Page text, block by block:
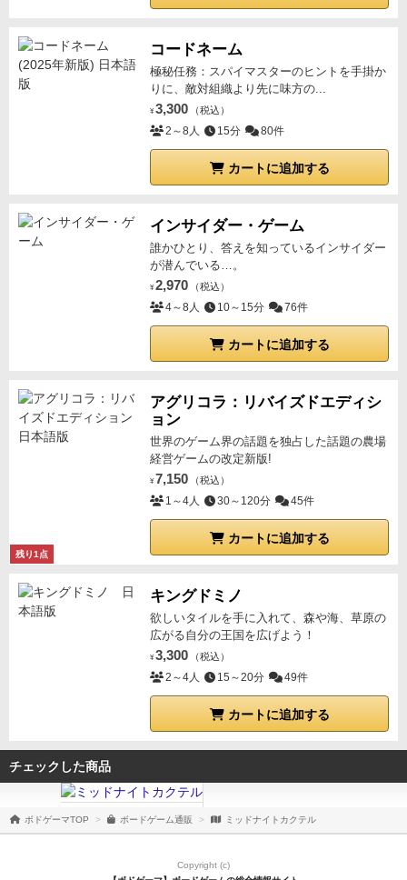
コードネーム
極秘任務：スパイマスターのヒントを手掛か
りに、敵対組織より先に味方の...
¥ 3,300 （税込）
2～8人 15分 80件
カートに追加する
インサイダー・ゲーム
誰かひとり、答えを知っているインサイダー
が潜んでいる…。
¥ 2,970 （税込）
4～8人 10～15分 76件
カートに追加する
残り1点
アグリコラ：リバイズドエディシ
ョン
世界のゲーム界の話題を独占した話題の農場
経営ゲームの改定新版!
¥ 7,150 （税込）
1～4人 30～120分 45件
カートに追加する
キングドミノ
欲しいタイルを手に入れて、森や海、草原の
広がる自分の王国を広げよう！
¥ 3,300 （税込）
2～4人 15～20分 49件
カートに追加する
チェックした商品
ボドゲーマTOP ボードゲーム通販 ミッドナイトカクテル
Copyright (c)